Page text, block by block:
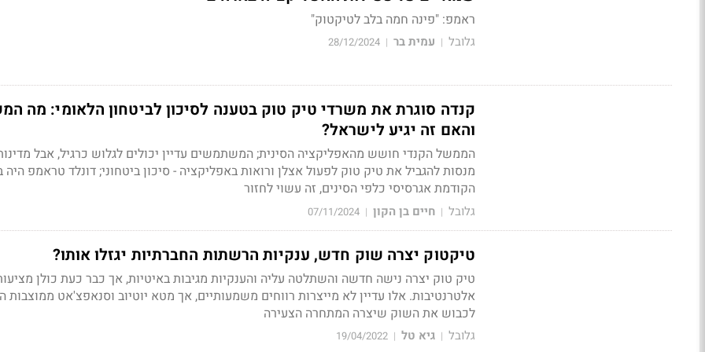
ראמפ: "פינה חמה בלב לטיקטוק"
גלובל | עמית בר |
28/12/2024
קנדה סוגרת את משרדי טיק טוק בטענה לסיכון לביטחון הלאומי: מה
והאם זה יגיע לישראל?
הממשל הקנדי חושש מהאפליקציה הסינית; המשתמשים עדיין יכולים לגלוש כרגיל, אבל
מנסות להגביל את טיק טוק לפעול אצלן ורואות באפליקציה - סיכון ביטחוני; דונלד טראמפ היה
הקודמת אגרסיסי כלפי הסינים, זה עשוי לחזור
גלובל | חיים בן הקון |
07/11/2024
טיקטוק יצרה שוק חדש, ענקיות הרשתות החברתיות יגזלו אותו?
טיק טוק יצרה נישה חדשה והשתלטה עליה והענקיות מגיבות באיטיות, אך כבר כעת כולן
אלטרנטיבות. אלו עדיין לא מייצרות רווחים משמעותיים, אך מטא יוטיוב וסנאפצ'אט ממוצבות
לכבוש את השוק שיצרה המתחרה הצעירה
גלובל | גיא טל |
19/04/2022